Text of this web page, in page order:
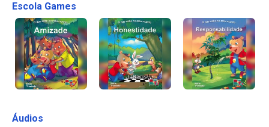
Escola Games
Áudios